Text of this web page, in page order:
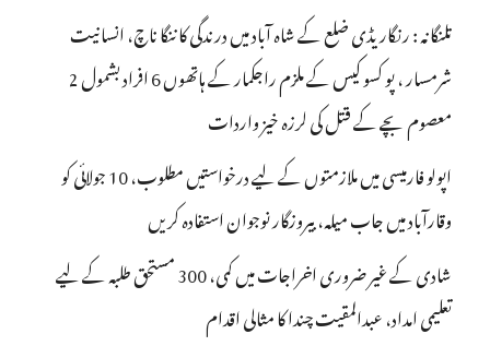
تلنگانہ : رنگاریڈی ضلع کے شاہ آباد میں درندگی کا ننگا ناچ، انسانیت
شرمسار ، پو کسو کیس کے ملزم راجکمار کے ہاتھوں 6 افراد بشمول 2
معصوم بچے کے قتل کی لرزہ خیز واردات
اپولو فارمیسی میں ملازمتوں کے لیے درخواستیں مطلوب، 10 جولائی کو
وقارآباد میں جاب میلہ، بیروزگار نوجوان استفادہ کریں
شادی کے غیر ضروری اخراجات میں کمی، 300 مستحق طلبہ کے لیے
تعلیمی امداد، عبدالمقیت چندا کا مثالی اقدام